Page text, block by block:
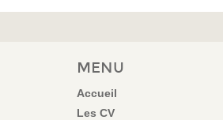
MENU
Accueil
Les CV